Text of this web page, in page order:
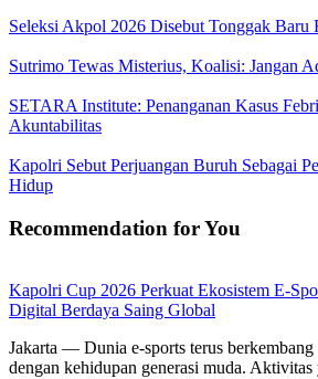
Seleksi Akpol 2026 Disebut Tonggak Baru
Sutrimo Tewas Misterius, Koalisi: Jangan
SETARA Institute: Penanganan Kasus
Akuntabilitas
Kapolri Sebut Perjuangan Buruh Sebagai
Hidup
Recommendation for You
Kapolri Cup 2026 Perkuat Ekosistem E-
Digital Berdaya Saing Global
Jakarta — Dunia e-sports terus berkembang
dengan kehidupan generasi muda.